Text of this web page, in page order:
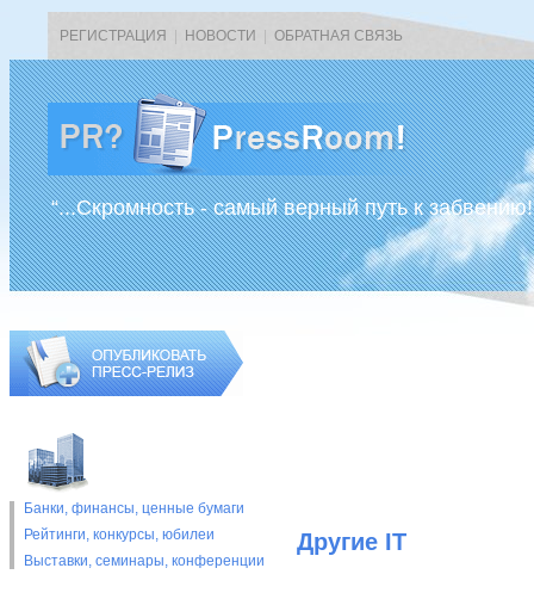
РЕГИСТРАЦИЯ НОВОСТИ ОБРАТНАЯ СВЯЗЬ
“...Скромность - самый верный путь к
Банки, финансы, ценные бумаги
Рейтинги, конкурсы, юбилеи
Выставки, cеминары, конференции
Другие IT